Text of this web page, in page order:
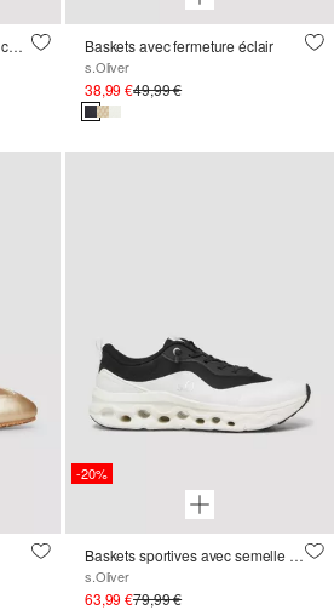
Baskets en cuir avec semelle compensée Baskets avec fermeture éclair
s.Oliver
38,99 €49,99 €
-20%
Baskets sportives avec semelle compensée
s.Oliver
63,99 €79,99 €